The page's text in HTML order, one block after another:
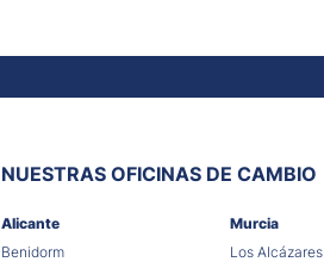
NUESTRAS OFICINAS DE CAMBIO
Alicante
Benidorm
Murcia
Los Alcázares